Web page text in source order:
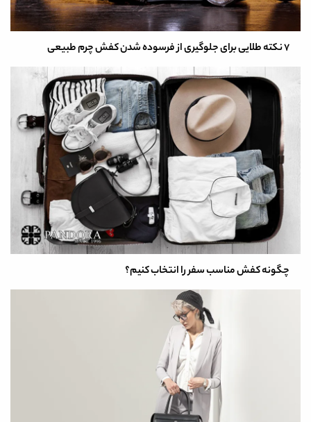
7 نکته طلایی برای جلوگیری از فرسوده شدن کفش چرم طبیعی
چگونه کفش مناسب سفر را انتخاب کنیم؟